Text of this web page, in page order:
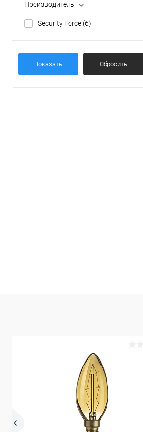
Производитель
Security Force (6)
Показать Сбросить